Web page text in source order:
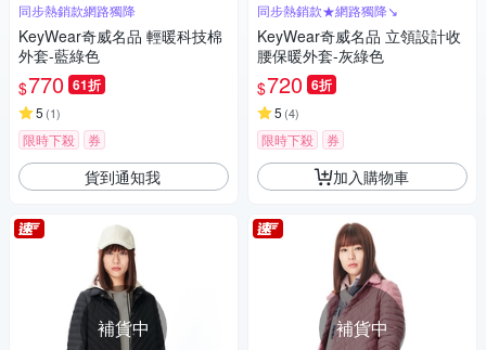
同步熱銷款網路獨降
KeyWear奇威名品 輕暖科技棉
外套-藍綠色
$770 61折
5 (1)
限時下殺 券
貨到通知我
補貨中
同步熱銷款★網路獨降↘
KeyWear奇威名品 立領設計收
腰保暖外套-灰綠色
$720 6折
5 (4)
限時下殺 券
加入購物車
補貨中